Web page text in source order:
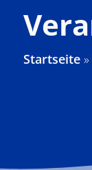
Startseite